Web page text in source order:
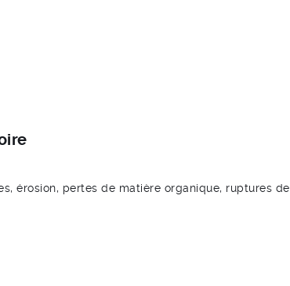
érosion, pertes de matière organique, ruptures de